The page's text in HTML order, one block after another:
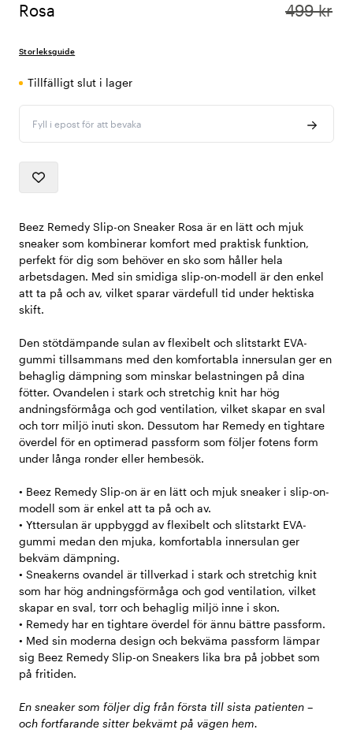
Rosa
499 kr
Storleksguide
Tillfälligt slut i lager
Beez Remedy Slip-on Sneaker Rosa är en lätt och mjuk
sneaker som kombinerar komfort med praktisk funktion,
perfekt för dig som behöver en sko som håller hela
arbetsdagen. Med sin smidiga slip-on-modell är den enkel
att ta på och av, vilket sparar värdefull tid under hektiska
skift.
Den stötdämpande sulan av flexibelt och slitstarkt EVA-
gummi tillsammans med den komfortabla innersulan ger en
behaglig dämpning som minskar belastningen på dina
fötter. Ovandelen i stark och stretchig knit har hög
andningsförmåga och god ventilation, vilket skapar en sval
och torr miljö inuti skon. Dessutom har Remedy en tightare
överdel för en optimerad passform som följer fotens form
under långa ronder eller hembesök.
• Beez Remedy Slip-on är en lätt och mjuk sneaker i slip-on-
modell som är enkel att ta på och av.
• Yttersulan är uppbyggd av flexibelt och slitstarkt EVA-
gummi medan den mjuka, komfortabla innersulan ger
bekväm dämpning.
• Sneakerns ovandel är tillverkad i stark och stretchig knit
som har hög andningsförmåga och god ventilation, vilket
skapar en sval, torr och behaglig miljö inne i skon.
• Remedy har en tightare överdel för ännu bättre passform.
• Med sin moderna design och bekväma passform lämpar
sig Beez Remedy Slip-on Sneakers lika bra på jobbet som
på fritiden.
En sneaker som följer dig från första till sista patienten –
och fortfarande sitter bekvämt på vägen hem.